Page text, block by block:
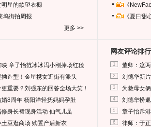
星的欲望衣橱
坞街拍周报
更多 >>
《
《夏日
映 章子怡范冰冰冯小刚捧场红毯
造型！金星携女逛街有派头
重要？刘强东的回答全场大笑！
8周年 杨阳洋轻抚妈妈孕肚
身长裙现身活动 仙气儿足
豆逛商场 购置产后新衣
网友评论排行
1 董卿：这
2 刘德华新
3 为救母女
4 刘德华扮
5 章子怡斥
6 律师：于